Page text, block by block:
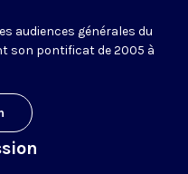
audiences générales du
son pontificat de 2005 à